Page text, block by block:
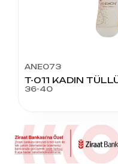
ANE073
T-011 KADIN
36-40